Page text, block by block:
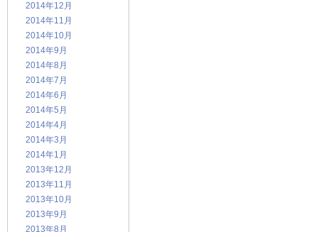
2014年12月
2014年11月
2014年10月
2014年9月
2014年8月
2014年7月
2014年6月
2014年5月
2014年4月
2014年3月
2014年1月
2013年12月
2013年11月
2013年10月
2013年9月
2013年8月